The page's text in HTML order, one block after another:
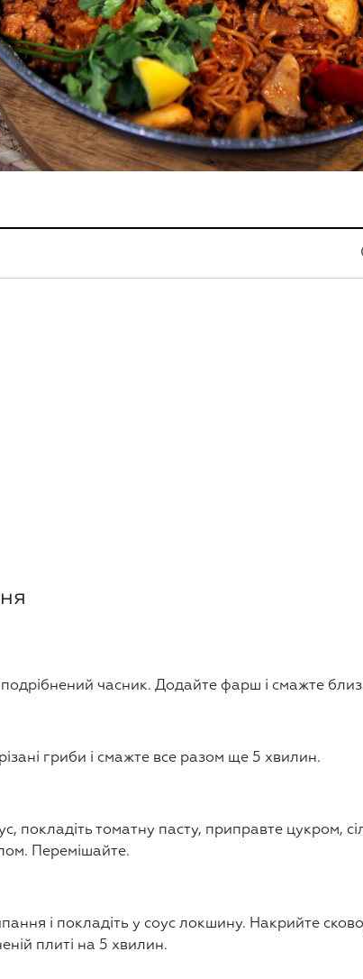
часник. Додайте фарш і смажте
гриби і смажте все разом ще 5 хвилин.
покладіть томатну пасту, приправте цукром,
Перемішайте.
і покладіть у соус локшину. Накрийте
плиті на 5 хвилин.